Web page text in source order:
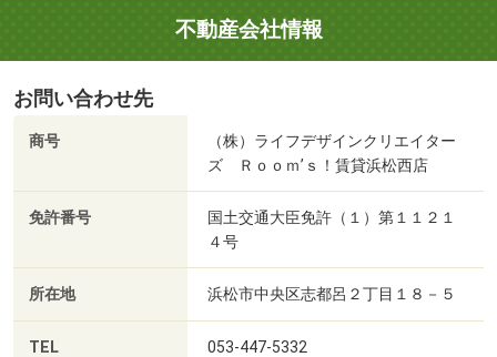
不動産会社情報
お問い合わせ先
商号
（株）ライフデザインクリエイター
ズ Ｒｏｏｍ’ｓ！賃貸浜松西店
免許番号
国土交通大臣免許（１）第１１２１
４号
所在地 浜松市中央区志都呂２丁目１８－５
TEL 053-447-5332